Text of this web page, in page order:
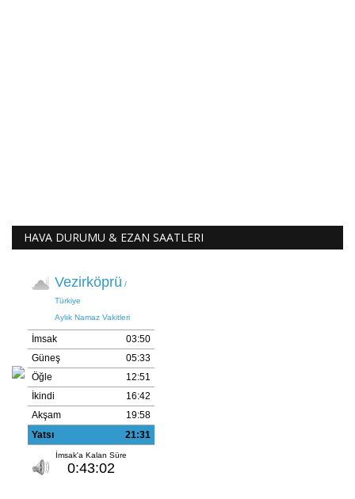
HAVA DURUMU & EZAN SAATLERI